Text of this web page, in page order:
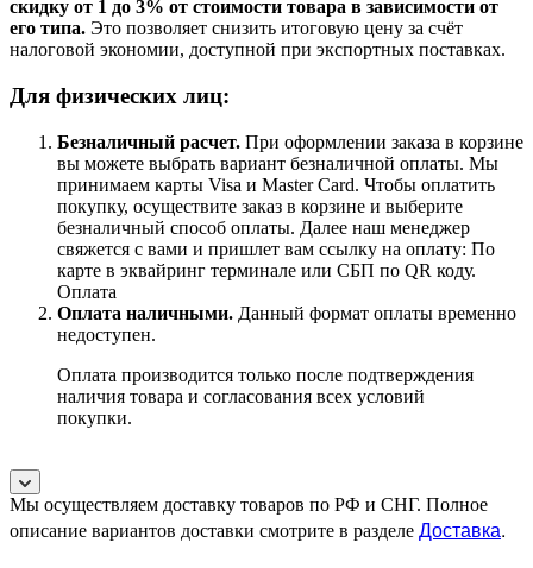
скидку от 1 до 3% от стоимости товара в зависимости от
его типа. Это позволяет снизить итоговую цену за счёт
налоговой экономии, доступной при экспортных поставках.
Для физических лиц:
Безналичный расчет. При оформлении заказа в корзине
вы можете выбрать вариант безналичной оплаты. Мы
принимаем карты Visa и Master Card. Чтобы оплатить
покупку, осуществите заказ в корзине и выберите
безналичный способ оплаты. Далее наш менеджер
свяжется с вами и пришлет вам ссылку на оплату: По
карте в эквайринг терминале или СБП по QR коду.
Оплата
Оплата наличными. Данный формат оплаты временно
недоступен.
Оплата производится только после подтверждения
наличия товара и согласования всех условий
покупки.
Мы осуществляем доставку товаров по РФ и СНГ. Полное
описание вариантов доставки смотрите в разделе Доставка.